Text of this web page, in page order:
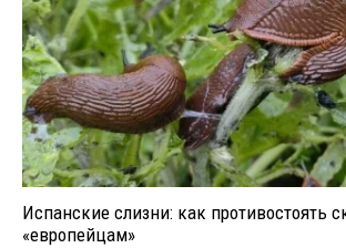
Испанские слизни: как противостоять
«европейцам»